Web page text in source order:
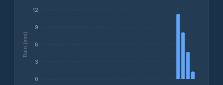
0
3
6
9
12
Rain (mm)